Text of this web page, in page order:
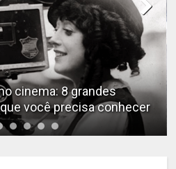
cinema: 8 grandes
você precisa conhecer